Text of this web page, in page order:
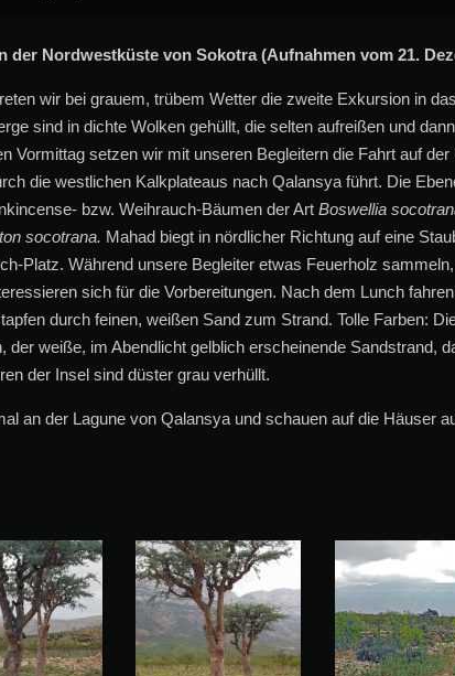
der Nordwestküste von Sokotra (Aufnahmen vom 21.
wir bei grauem, trübem Wetter die zweite Exkursion in
sind in dichte Wolken gehüllt, die selten aufreißen und
Vormittag setzen wir mit unseren Begleitern die Fahrt auf
die westlichen Kalkplateaus nach Qalansya führt. Die
bzw. Weihrauch-Bäumen der Art Boswellia
socotrana. Mahad biegt in nördlicher Richtung auf eine
Platz. Während unsere Begleiter etwas Feuerholz
sich für die Vorbereitungen. Nach dem Lunch
durch feinen, weißen Sand zum Strand. Tolle Farben:
weiße, im Abendlicht gelblich erscheinende Sandstrand,
der Insel sind düster grau verhüllt.
an der Lagune von Qalansya und schauen auf die Häuser